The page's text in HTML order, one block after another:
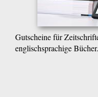
Gutscheine für
englischsprachige Bücher.